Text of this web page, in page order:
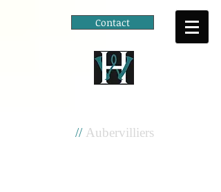
Contact
//Aubervilliers